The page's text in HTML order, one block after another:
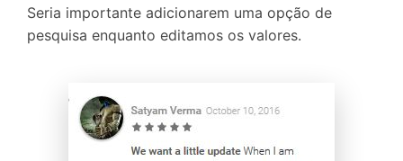
Seria importante adicionarem uma opção de
pesquisa enquanto editamos os valores.